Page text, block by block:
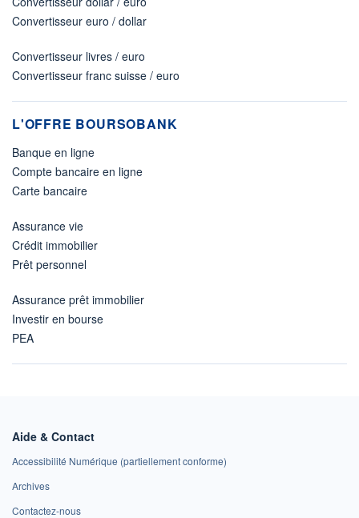
Convertisseur euro / dollar
Convertisseur livres / euro
Convertisseur franc suisse / euro
L'OFFRE BOURSOBANK
Banque en ligne
Compte bancaire en ligne
Carte bancaire
Assurance vie
Crédit immobilier
Prêt personnel
Assurance prêt immobilier
Investir en bourse
PEA
Aide & Contact
Accessibilité Numérique (partiellement conforme)
Archives
Contactez-nous